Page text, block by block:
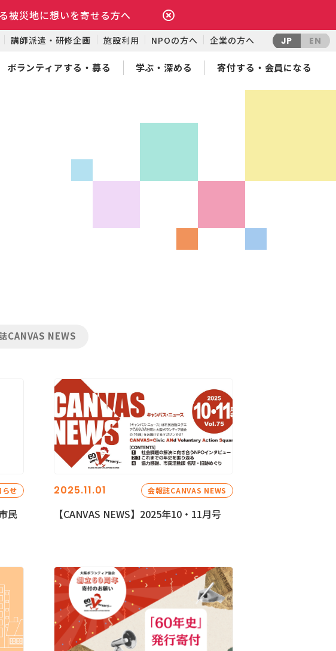
被災地に想いを寄せる方へ
講師派遣・研修企画 施設利用 NPOの方へ 企業の方へ JP EN
ボランティアする・募る 学ぶ・深める 寄付する・会員になる
CANVAS NEWS
らせ
民
2025.11.01 会報誌CANVAS NEWS
【CANVAS NEWS】2025年10・11月号